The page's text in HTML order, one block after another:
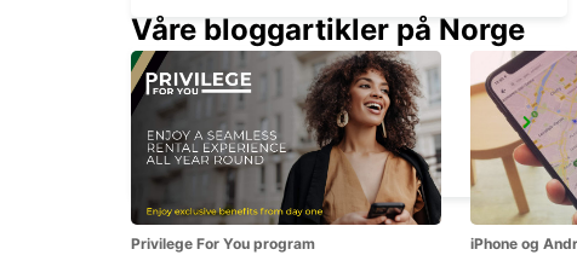
DERBY
DERBY - UNITED KINGDOM
Våre bloggartikler på Norge
Privilege For You program iPhone og